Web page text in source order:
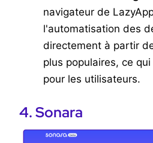
navigateur de
l'automatisation des
directement à partir
plus populaires, ce
pour les utilisateurs.
4. Sonara